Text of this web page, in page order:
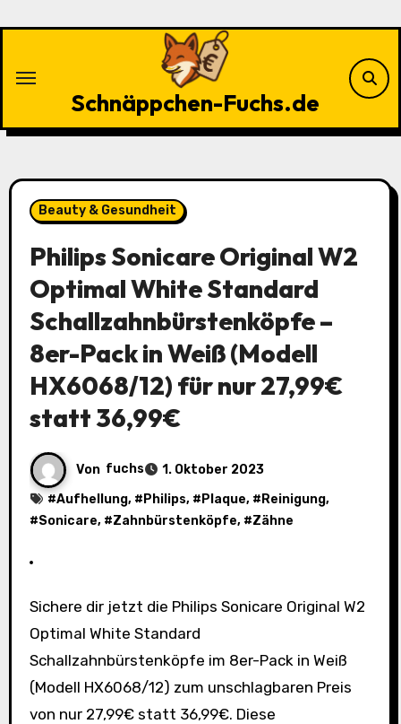
Schnäppchen-Fuchs.de
Beauty & Gesundheit
Philips Sonicare Original W2
Optimal White Standard
Schallzahnbürstenköpfe –
8er-Pack in Weiß (Modell
HX6068/12) für nur 27,99€
statt 36,99€
Von fuchs
1. Oktober 2023
#Aufhellung, # Philips, # Plaque, # Reinigung,
#Sonicare, #Zahnbürstenköpfe, #Zähne
Sichere dir jetzt die Philips Sonicare Original W2
Optimal White Standard
Schallzahnbürstenköpfe im 8er-Pack in Weiß
(Modell HX6068/12) zum unschlagbaren Preis
von nur 27,99€ statt 36,99€. Diese